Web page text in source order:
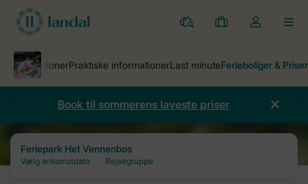
Parker
Mine
Toggle
my
account
dropdown
Book til sommerens laveste priser
Ferieparker Feriepark Het Vennenbos